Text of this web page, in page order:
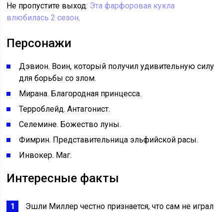
Не пропустите выход: Эта фарфоровая кукла
влюбилась 2 сезон.
Персонажи
Дэвион. Воин, который получил удивительную силу
для борьбы со злом.
Мирана. Благородная принцесса.
Терроблейд. Антагонист.
Селемине. Божество луны.
Фимрин. Представительница эльфийской расы.
Инвокер. Маг.
Интересные факты
Эшли Миллер честно признается, что сам не играл